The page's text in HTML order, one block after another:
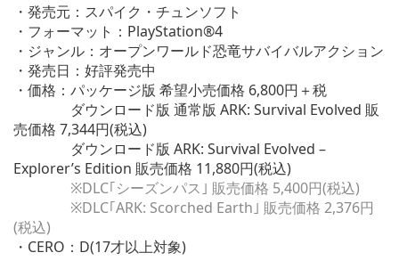
・発売元：スパイク・チュンソフト
・フォーマット：PlayStation®4
・ジャンル：オープンワールド恐竜サバイバルアクション
・発売日：好評発売中
・価格：パッケージ版 希望小売価格 6,800円＋税
ダウンロード版 通常版 ARK: Survival Evolved 販
売価格 7,344円(税込)
ダウンロード版 ARK: Survival Evolved –
Explorer’s Edition 販売価格 11,880円(税込)
※DLC｢シーズンパス｣ 販売価格 5,400円(税込)
※DLC｢ARK: Scorched Earth｣ 販売価格 2,376円
(税込)
・CERO：D(17才以上対象)